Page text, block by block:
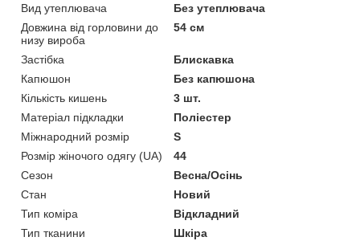
Вид утеплювача
Без утеплювача
Довжина від горловини до
низу вироба
54 см
Застібка
Блискавка
Капюшон
Без капюшона
Кількість кишень
3 шт.
Матеріал підкладки
Поліестер
Міжнародний розмір
S
Розмір жіночого одягу (UA)
44
Сезон
Весна/Осінь
Стан
Новий
Тип коміра
Відкладний
Тип тканини
Шкіра